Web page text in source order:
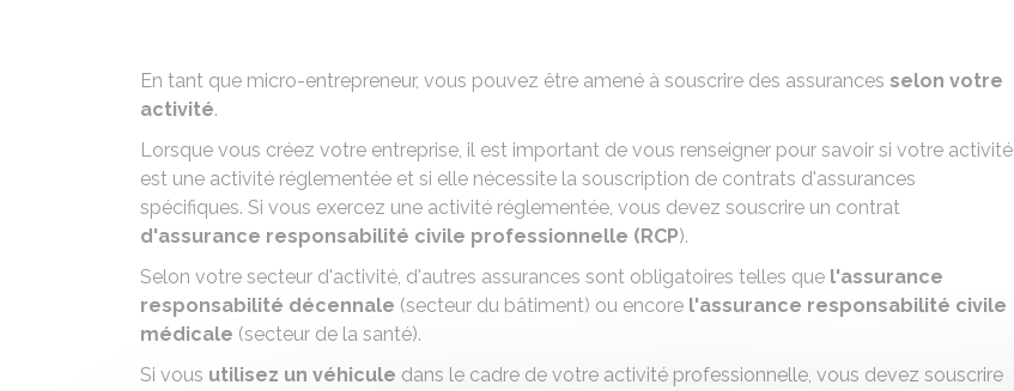
En tant que micro-entrepreneur, vous pouvez être amené à souscrire des assurances selon votre
activité.
Lorsque vous créez votre entreprise, il est important de vous renseigner pour savoir si votre activité
est une activité réglementée et si elle nécessite la souscription de contrats d'assurances
spécifiques. Si vous exercez une activité réglementée, vous devez souscrire un contrat
d'assurance responsabilité civile professionnelle (RCP).
Selon votre secteur d'activité, d'autres assurances sont obligatoires telles que l'assurance
responsabilité décennale (secteur du bâtiment) ou encore l'assurance responsabilité civile
médicale (secteur de la santé).
Si vous utilisez un véhicule dans le cadre de votre activité professionnelle, vous devez souscrire